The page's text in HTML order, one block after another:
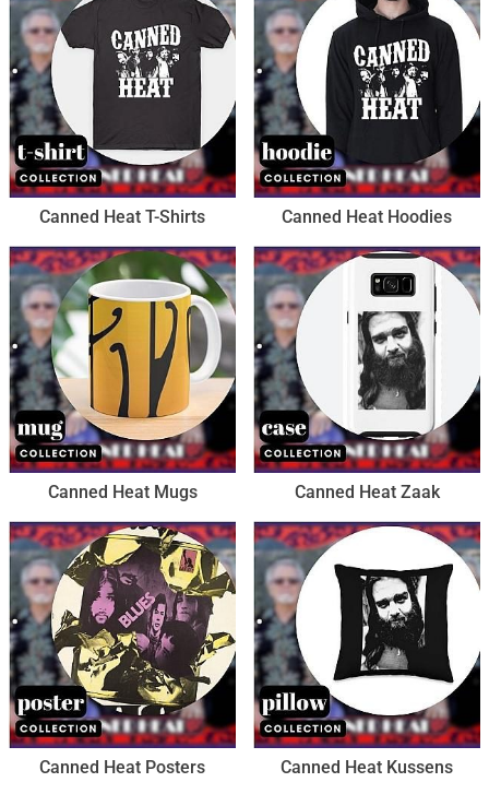
Canned Heat T-Shirts Canned Heat Hoodies
Canned Heat Mugs Canned Heat Zaak
Canned Heat Posters Canned Heat Kussens